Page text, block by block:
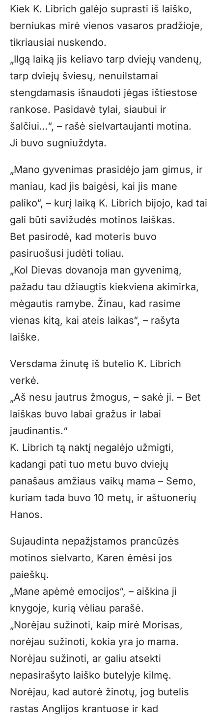
Kiek K. Librich galėjo suprasti iš laiško,
berniukas mirė vienos vasaros pradžioje,
tikriausiai nuskendo.
„Ilgą laiką jis keliavo tarp dviejų vandenų,
tarp dviejų šviesų, nenuilstamai
stengdamasis išnaudoti jėgas ištiestose
rankose. Pasidavė tylai, siaubui ir
šalčiui…“, – rašė sielvartaujanti motina.
Ji buvo sugniuždyta.
„Mano gyvenimas prasidėjo jam gimus, ir
maniau, kad jis baigėsi, kai jis mane
paliko“, – kurį laiką K. Librich bijojo, kad tai
gali būti savižudės motinos laiškas.
Bet pasirodė, kad moteris buvo
pasiruošusi judėti toliau.
„Kol Dievas dovanoja man gyvenimą,
pažadu tau džiaugtis kiekviena akimirka,
mėgautis ramybe. Žinau, kad rasime
vienas kitą, kai ateis laikas“, – rašyta
laiške.
Versdama žinutę iš butelio K. Librich
verkė.
„Aš nesu jautrus žmogus, – sakė ji. – Bet
laiškas buvo labai gražus ir labai
jaudinantis.“
K. Librich tą naktį negalėjo užmigti,
kadangi pati tuo metu buvo dviejų
panašaus amžiaus vaikų mama – Semo,
kuriam tada buvo 10 metų, ir aštuonerių
Hanos.
Sujaudinta nepažįstamos prancūzės
motinos sielvarto, Karen ėmėsi jos
paieškų.
„Mane apėmė emocijos“, – aiškina ji
knygoje, kurią vėliau parašė.
„Norėjau sužinoti, kaip mirė Morisas,
norėjau sužinoti, kokia yra jo mama.
Norėjau sužinoti, ar galiu atsekti
nepasirašyto laiško butelyje kilmę.
Norėjau, kad autorė žinotų, jog butelis
rastas Anglijos krantuose ir kad